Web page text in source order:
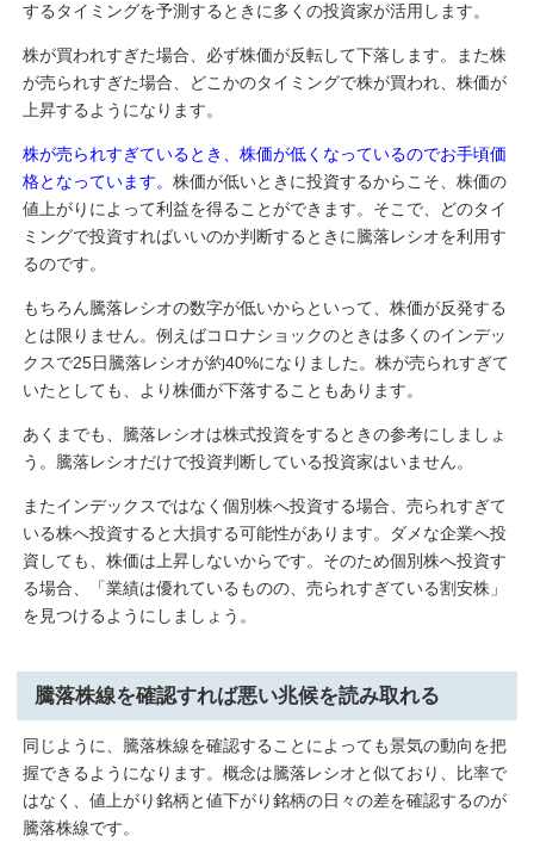
するタイミングを予測するときに多くの投資家が活用します。
株が買われすぎた場合、必ず株価が反転して下落します。また株
が売られすぎた場合、どこかのタイミングで株が買われ、株価が
上昇するようになります。
株が売られすぎているとき、株価が低くなっているのでお手頃価
格となっています。 株価が低いときに投資するからこそ、株価の
値上がりによって利益を得ることができます。そこで、どのタイ
ミングで投資すればいいのか判断するときに騰落レシオを利用す
るのです。
もちろん騰落レシオの数字が低いからといって、株価が反発する
とは限りません。例えばコロナショックのときは多くのインデッ
クスで25日騰落レシオが約40%になりました。株が売られすぎて
いたとしても、より株価が下落することもあります。
あくまでも、騰落レシオは株式投資をするときの参考にしましょ
う。騰落レシオだけで投資判断している投資家はいません。
またインデックスではなく個別株へ投資する場合、売られすぎて
いる株へ投資すると大損する可能性があります。ダメな企業へ投
資しても、株価は上昇しないからです。そのため個別株へ投資す
る場合、「業績は優れているものの、売られすぎている割安株」
を見つけるようにしましょう。
騰落株線を確認すれば悪い兆候を読み取れる
同じように、騰落株線を確認することによっても景気の動向を把
握できるようになります。概念は騰落レシオと似ており、比率で
はなく、値上がり銘柄と値下がり銘柄の日々の差を確認するのが
騰落株線です。